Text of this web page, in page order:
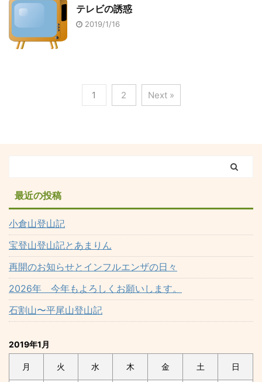
テレビの誘惑
2019/1/16
1 2 Next »
最近の投稿
小倉山登山記
宝登山登山記とあまりん
再開のお知らせとインフルエンザの日々
2026年 今年もよろしくお願いします。
石割山〜平尾山登山記
2019年1月
月 火 水 木 金 土 日